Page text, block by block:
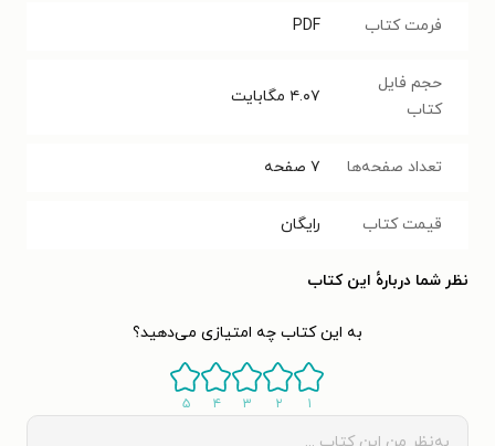
فرمت کتاب PDF
حجم فایل
کتاب
۴.۰۷ مگابایت
تعداد صفحه‌ها ۷ صفحه
قیمت کتاب رایگان
نظر شما دربارهٔ این کتاب
به این کتاب چه امتیازی می‌دهید؟
۱ ۲ ۳ ۴ ۵